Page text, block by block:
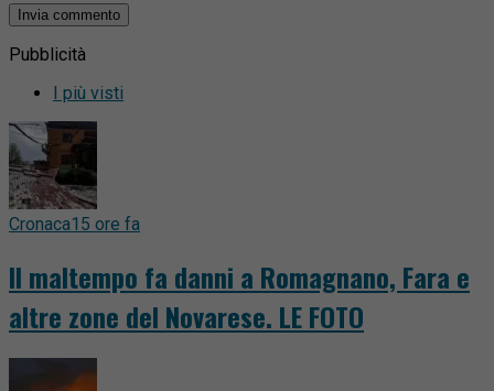
Pubblicità
I più visti
Cronaca15 ore fa
Il maltempo fa danni a Romagnano, Fara e
altre zone del Novarese. LE FOTO